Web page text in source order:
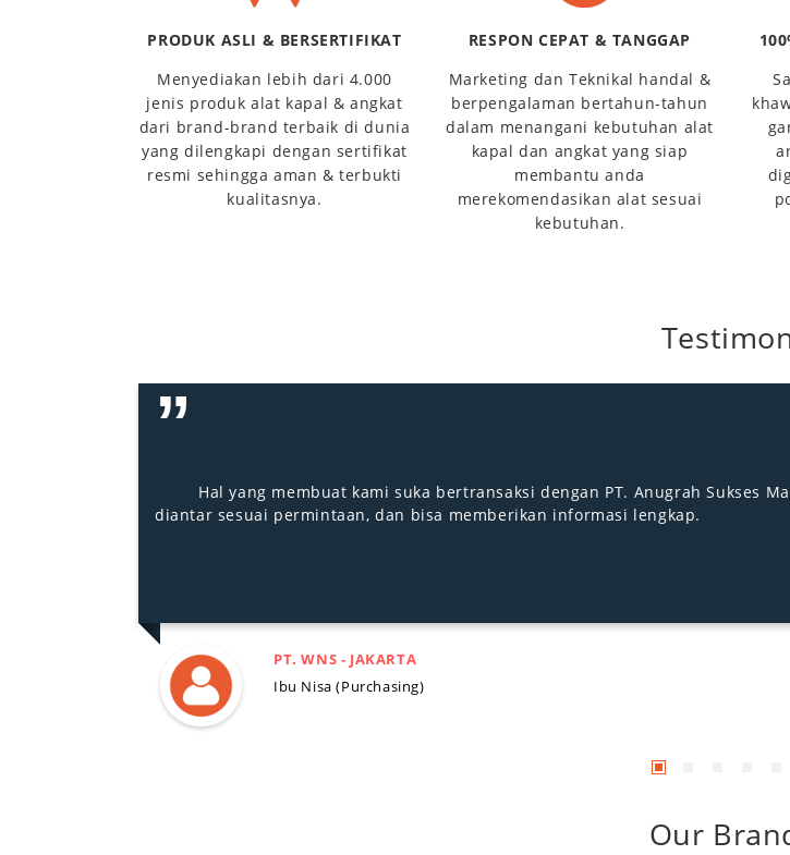
PRODUK ASLI & BERSERTIFIKAT
Menyediakan lebih dari 4.000
jenis produk alat kapal & angkat
dari brand-brand terbaik di dunia
yang dilengkapi dengan sertifikat
resmi sehingga aman & terbukti
kualitasnya.
RESPON CEPAT & TANGGAP
Marketing dan Teknikal handal &
berpengalaman bertahun-tahun
dalam menangani kebutuhan alat
kapal dan angkat yang siap
membantu anda
merekomendasikan alat sesuai
kebutuhan.
Pengiriman barang tepat waktu, pelayanan cepat & baik (marketing)
PT. ABPL - JAKARTA
Ibu Wenny (Purchasing)
Our